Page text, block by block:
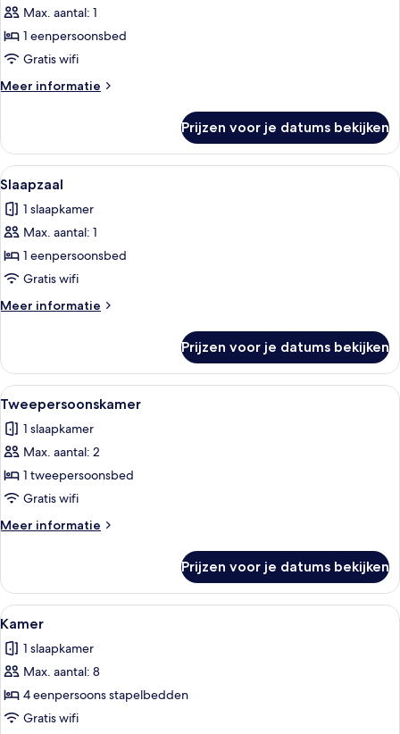
ladenMax. aantal: 1
1 eenpersoonsbed
Gratis wifi
Meer informatie
Meer
Prijzen voor je datums bekijken
Alle
foto's
voor
Slaapzaal
laden
Hotelkamer met een gang die naar
6
Slaapzaal
1 slaapkamer
Max. aantal: 1
1 eenpersoonsbed
Gratis wifi
Meer informatie
Meer
Prijzen voor je datums bekijken
Alle
foto's
voor
Tweepersoonskamer
laden
Een hotelkamer met twee bedden,
5
Tweepersoonskamer
1 slaapkamer
Max. aantal: 2
1 tweepersoonsbed
Gratis wifi
Meer informatie
Meer
Prijzen voor je datums bekijken
Alle
foto's
voor
Kamer
laden
Een treinwagon met blauwe
6
Kamer
1 slaapkamer
Max. aantal: 8
4 eenpersoons stapelbedden
Gratis wifi